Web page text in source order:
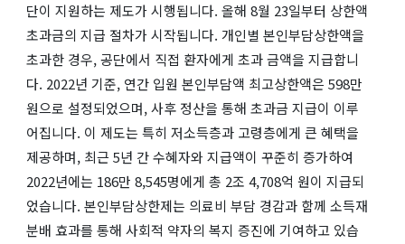
단이 지원하는 제도가 시행됩니다. 올해 8월 23일부터 상한액
초과금의 지급 절차가 시작됩니다. 개인별 본인부담상한액을
초과한 경우, 공단에서 직접 환자에게 초과 금액을 지급합니
다. 2022년 기준, 연간 입원 본인부담액 최고상한액은 598만
원으로 설정되었으며, 사후 정산을 통해 초과금 지급이 이루
어집니다. 이 제도는 특히 저소득층과 고령층에게 큰 혜택을
제공하며, 최근 5년 간 수혜자와 지급액이 꾸준히 증가하여
2022년에는 186만 8,545명에게 총 2조 4,708억 원이 지급되
었습니다. 본인부담상한제는 의료비 부담 경감과 함께 소득재
분배 효과를 통해 사회적 약자의 복지 증진에 기여하고 있습